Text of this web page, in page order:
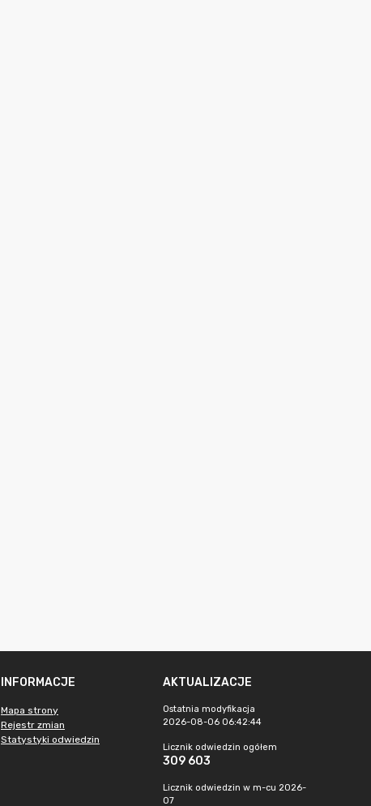
INFORMACJE
Mapa strony
Rejestr zmian
Statystyki odwiedzin
AKTUALIZACJE
Ostatnia modyfikacja
2026-08-06 06:42:44
Licznik odwiedzin ogółem
309 603
Licznik odwiedzin w m-cu 2026-
07